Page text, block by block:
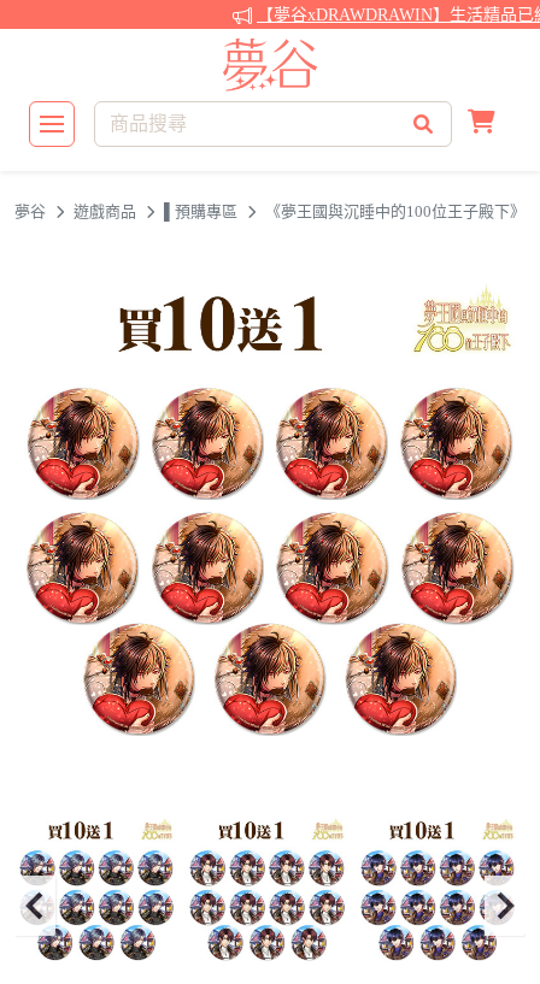
【夢谷xDRAWDRAWIN】生活精品已
夢谷 遊戲商品 ▌預購專區 《夢王國與沉睡中的100位王子殿下》